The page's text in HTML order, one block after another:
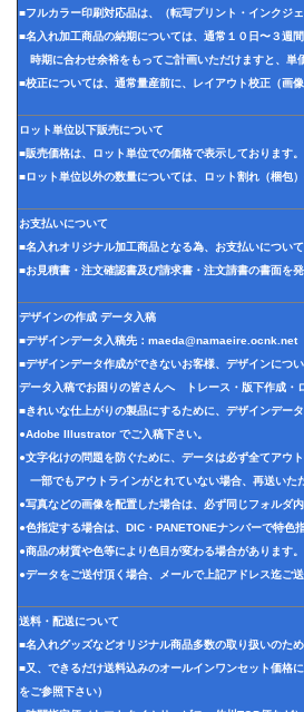
■フルカラー印刷対応品は、（転写プリント・インクジ
■名入れ加工商品の納期については、通常１０日〜３週間
時期に合わせ余裕をもってご計画いただけますと、単
■校正については、通常量産前に、レイアウト校正（画
ロット単位以下販売について
■販売価格は、ロット単位での価格で表示しております。
■ロット単位以外の数量については、ロット割れ（梱包
お支払いについて
■名入れオリジナル加工商品となる為、お支払いについ
■お見積書・注文確認書及び請求書・注文請書の書面を
デザインの作成 データ入稿
■デザインデータ入稿先： maeda@namaeire.ocnk.net
■デザインデータ作成ができないお客様、デザインにつ
データ入稿でお困りの皆さんへ トレース・版下作成・
■きれいな仕上がりの製品にするために、デザインデー
●Adobe Illustrator でご入稿下さい。
●文字化けの問題を防ぐために、データは必ず全てアウ
一部でもアウトラインがとれていない場合、再送いた
●写真などの画像を配置した場合は、必ず同じフォルダ
●色指定する場合は、DIC・PANETONEナンバーで特色
●商品の材質や色等により色目が変わる場合があります。
●データをご送付頂く場合、メールで上記アドレス迄ご送
送料・配送について
■名入れグッズなどオリジナル商品多数の取り扱いのた
■又、できるだけ送料込みのオールインワンセット価格
をご参照下さい）